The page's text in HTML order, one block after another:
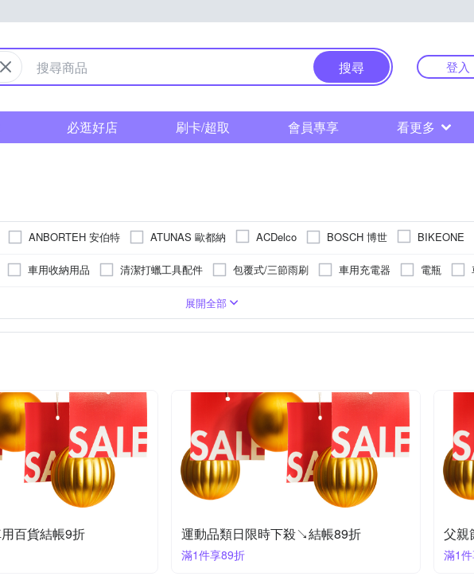
搜尋 登入
必逛好店 刷卡/超取 會員專享 看更多
ANBORTEH 安伯特 ATUNAS 歐都納 ACDelco BOSCH 博世 BIKEONE
通
BUFF Carall CARBUFF Continental 馬牌 CSP DIBOTE 迪伯特
NANKANG 南港輪胎 NWB Osram 歐司朗 OMAX 鐵馬行 OMyCar
領先者 黑珍珠
車用收納用品 清潔打蠟工具配件 包覆式/三節雨刷 車用充電器 電瓶
騎士手套
頭枕 鍍膜 車用椅墊 水壺/水瓶 坐墊 尾燈 玻璃清潔劑 踏墊
膜 防潑水風雨衣 水壺架
3L 2XL
SONY感光元件 測速照相提示
防滑設計
3/4罩安全帽/復古式安全帽
275
展開全部
百貨結帳9折 運動品類日限時下殺↘結帳89折
滿1件享89折
父親
滿1